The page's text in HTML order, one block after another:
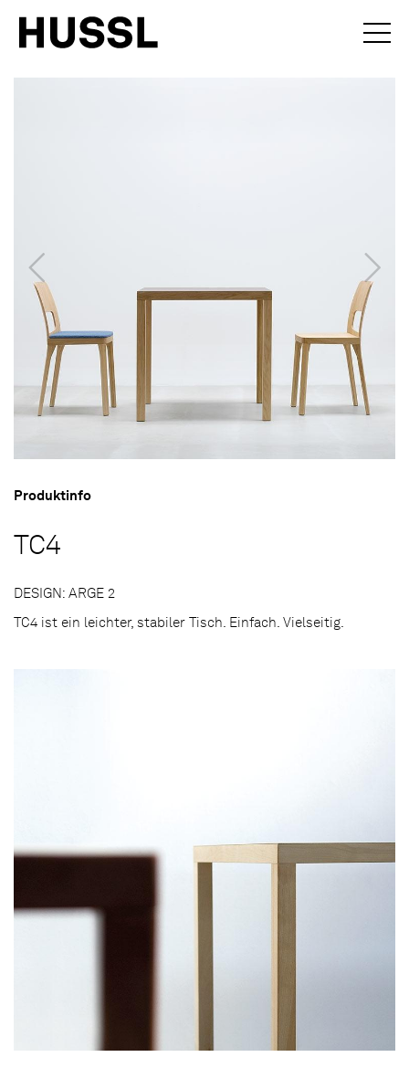
Produktinfo
TC4
DESIGN: ARGE 2
TC4 ist ein leichter, stabiler Tisch. Einfach. Vielseitig.